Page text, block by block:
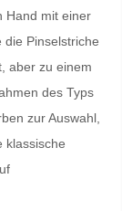
Hand mit einer
Pinselstriche
aber zu einem
des Typs
zur Auswahl,
klassische